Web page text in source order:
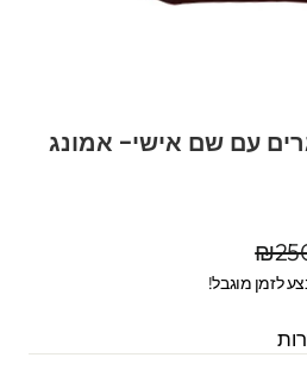
עם שם אישי- אמונג
לזמן מוגבל!